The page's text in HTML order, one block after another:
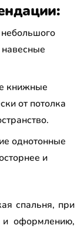
книжные
от потолка
однотонные
и
спальня, при
и оформлению,